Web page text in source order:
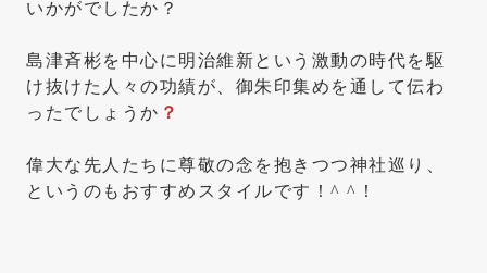
いかがでしたか？
島津斉彬を中心に明治維新という激動の時代を駆
け抜けた人々の功績が、御朱印集めを通して伝わ
ったでしょうか ？
偉大な先人たちに尊敬の念を抱きつつ神社巡り、
というのもおすすめスタイルです！^ ^！